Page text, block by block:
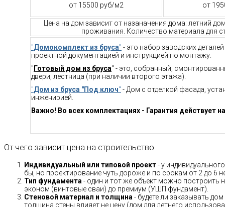
от 15500 руб/м2
от
Цена на дом зависит от назаначения дома: летний
проживания. Количество материала для
"Домокомплект из бруса" - это набор заводских
проектной документацией и инструкцией по монтажу.
" Готовый дом из бруса" - это, собранный,
двери, лестница (при наличии второго этажа).
"Дом из бруса "Под ключ" - Дом с отделкой фасада,
инженирией.
Важно! Во всех комплектациях - Гарантия действует
От чего зависит цена на строительство
Индивидуальный или типовой проект- у
бы, но проектирование чуть дороже и по срокам от 2 до 6
Тип фундамента - один и тот же объект можно построить
эконом (винтовые сваи) до премиум (УШП фундамент).
Стеновой материал и толщина - будете ли заказывать
толщина стены влияет не цену (дом для летнего